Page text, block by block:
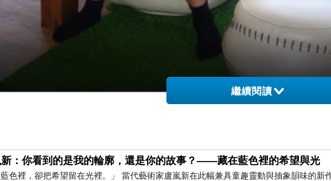
們很有興趣的地方【嘉義KANO故事館】是這次必訪的重點
繼續閱讀
：你看到的是我的輪廓，還是你的故事？——藏在藍色裡的希望與光
色裡，卻把希望留在光裡。」 當代藝術家盧嵐新在此幅兼具童趣靈動與抽象韻味的新